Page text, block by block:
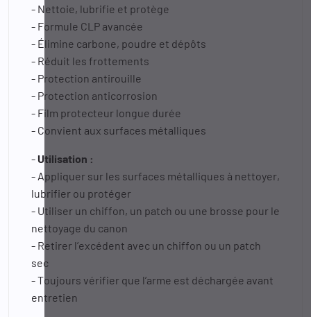
- Nettoie, lubrifie et protège
- Formule CLP avancée
- Élimine carbone, poudre et dépôts
- Réduit les frottements
- Protection antirouille
- Protection anticorrosion
- Film protecteur longue durée
- Convient aux surfaces métalliques
-Utilisation :
- Appliquer sur les surfaces métalliques à nettoyer,
lubrifier ou protéger
- Utiliser un chiffon, un patch ou une brosse pour le
nettoyage du canon
- Retirer l’excédent avec un chiffon ou un patch
sec
- Toujours vérifier que l’arme est déchargée avant
entretien